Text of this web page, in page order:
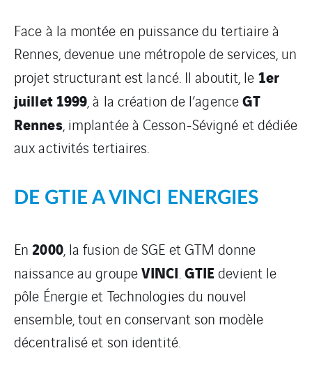
Face à la montée en puissance du tertiaire à
Rennes, devenue une métropole de services, un
projet structurant est lancé. Il aboutit, le 1er
juillet 1999, à la création de l’agenceGT
Rennes, implantée à Cesson-Sévigné et dédiée
aux activités tertiaires.
DE GTIE A VINCI ENERGIES
En2000, la fusion de SGE et GTM donne
naissance au groupeVINCI.GTIE devient le
pôle Énergie et Technologies du nouvel
ensemble, tout en conservant son modèle
décentralisé et son identité.